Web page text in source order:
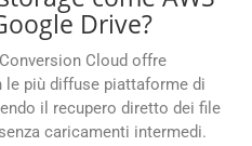
Drive?
Cloud offre
le più diffuse piattaforme di
il recupero diretto dei file
caricamenti intermedi.